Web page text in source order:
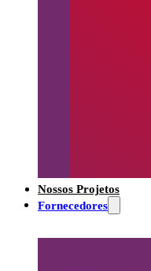
Nossos Projetos
Fornecedores